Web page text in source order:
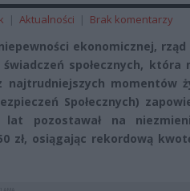
| Aktualności | Brak komentarzy
ekonomicznej, rząd
społecznych, która
momentów
Społecznych)
pozostawał na
zł, osiągając rekordową